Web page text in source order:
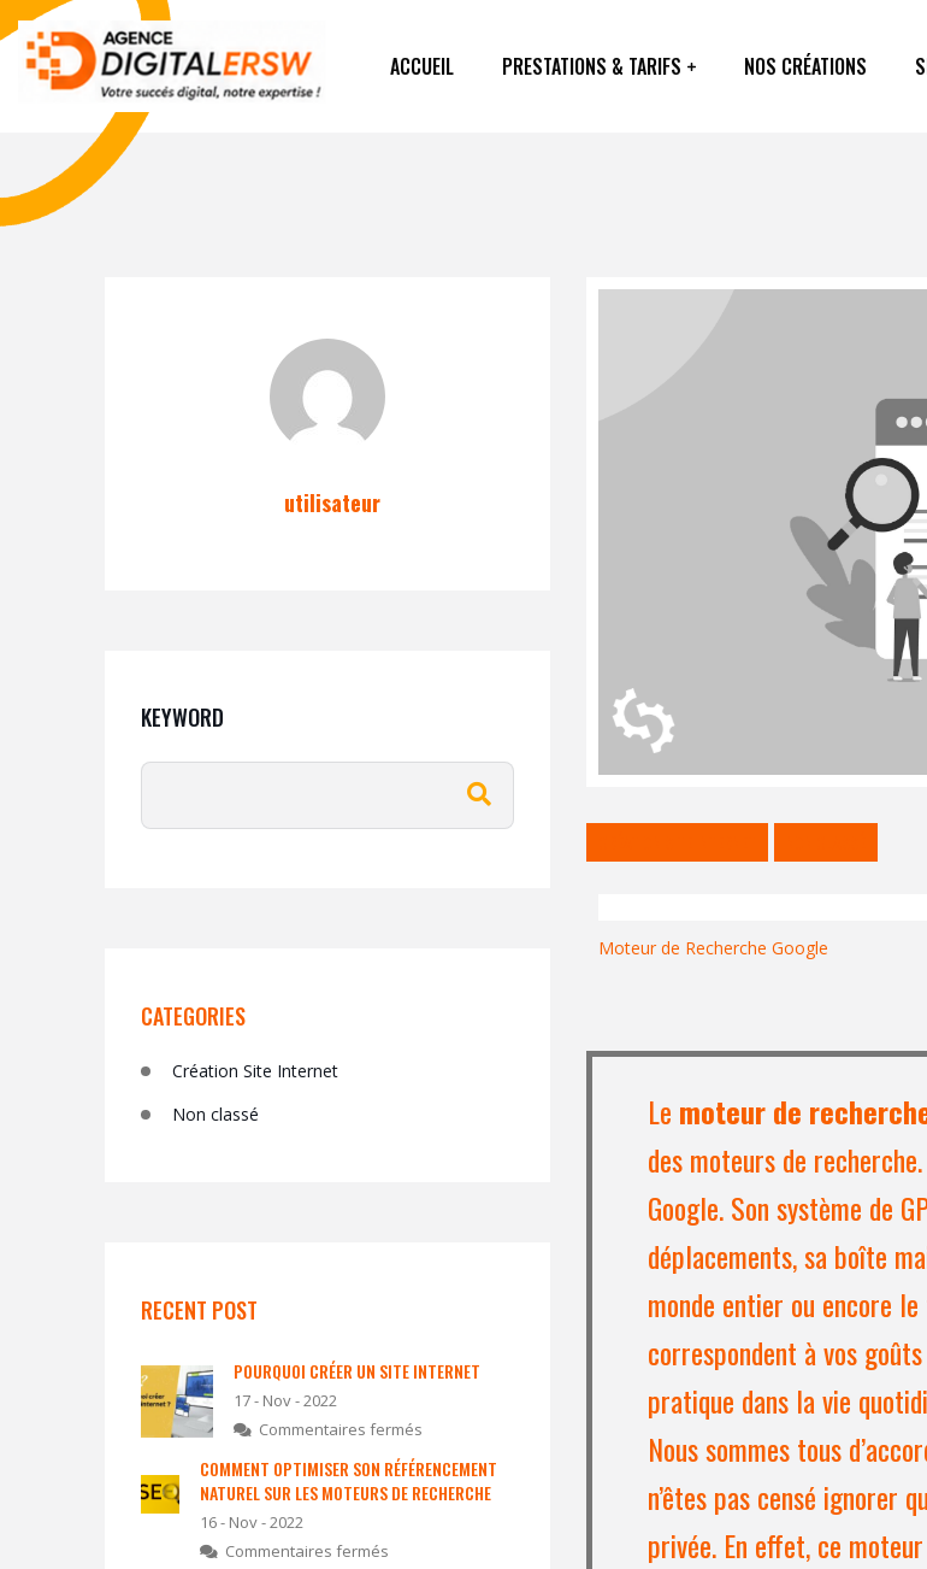
ACCUEIL PRESTATIONS & TARIFS NOS CRÉATIONS
Moteur de Recherche Google
Le moteur de
des moteurs de
Google. Son système de
déplacements, sa boîte
monde entier ou encore
correspondent à vos
pratique dans la vie
Nous sommes tous
n’êtes pas censé ignorer
privée. En effet, ce
utilisateur
KEYWORD
CATEGORIES
Création Site Internet
Non classé
RECENT POST
POURQUOI CRÉER UN SITE INTERNET
17 - Nov - 2022
Commentaires fermés
COMMENT OPTIMISER SON RÉFÉRENCEMENT
NATUREL SUR LES MOTEURS DE RECHERCHE
16 - Nov - 2022
Commentaires fermés